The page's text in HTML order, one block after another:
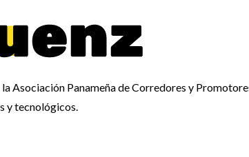
Asociación Panameña de Corredores y
y tecnológicos.